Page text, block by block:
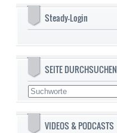
Steady-Login
SEITE DURCHSUCHEN
VIDEOS & PODCASTS